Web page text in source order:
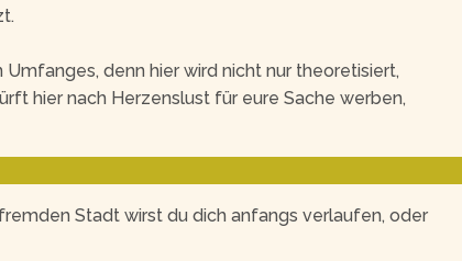
denn hier wird nicht nur theoretisiert,
hier nach Herzenslust für eure Sache werben,
Stadt wirst du dich anfangs verlaufen, oder